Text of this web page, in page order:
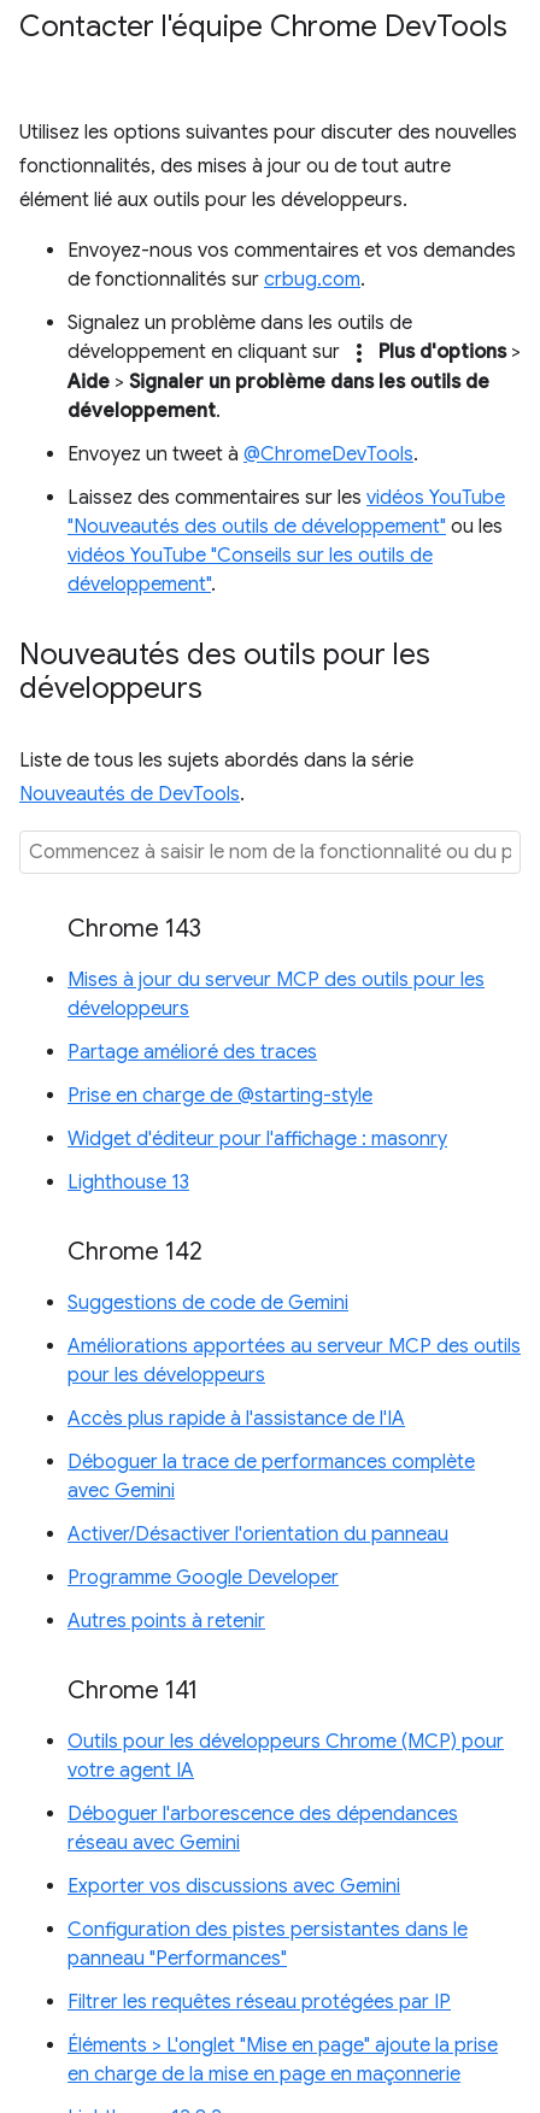
Contacter l'équipe Chrome DevTools
Utilisez les options suivantes pour discuter des nouvelles
fonctionnalités, des mises à jour ou de tout autre
élément lié aux outils pour les développeurs.
Envoyez-nous vos commentaires et vos demandes
de fonctionnalités sur crbug.com.
Signalez un problème dans les outils de
développement en cliquant sur
more_vert Plus d'options>
Aide > Signaler un problème dans les outils de
développement.
Envoyez un tweet à @ChromeDevTools.
Laissez des commentaires sur les vidéos YouTube
"Nouveautés des outils de développement" ou les
vidéos YouTube "Conseils sur les outils de
développement".
Nouveautés des outils pour les
développeurs
Liste de tous les sujets abordés dans la série
Nouveautés de DevTools.
Chrome 143
Mises à jour du serveur MCP des outils pour les
développeurs
Partage amélioré des traces
Prise en charge de @starting-style
Widget d'éditeur pour l'affichage : masonry
Lighthouse 13
Chrome 142
Suggestions de code de Gemini
Améliorations apportées au serveur MCP des outils
pour les développeurs
Accès plus rapide à l'assistance de l'IA
Déboguer la trace de performances complète
avec Gemini
Activer/Désactiver l'orientation du panneau
Programme Google Developer
Autres points à retenir
Chrome 141
Outils pour les développeurs Chrome (MCP) pour
votre agent IA
Déboguer l'arborescence des dépendances
réseau avec Gemini
Exporter vos discussions avec Gemini
Configuration des pistes persistantes dans le
panneau "Performances"
Filtrer les requêtes réseau protégées par IP
Éléments > L'onglet "Mise en page" ajoute la prise
en charge de la mise en page en maçonnerie